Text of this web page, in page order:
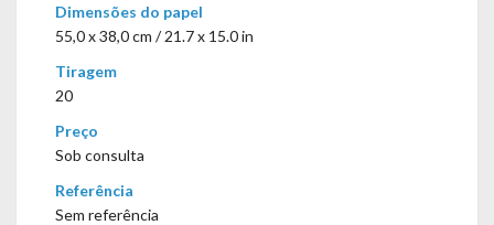
Dimensões do papel
55,0 x 38,0 cm / 21.7 x 15.0 in
Tiragem
20
Preço
Sob consulta
Referência
Sem referência